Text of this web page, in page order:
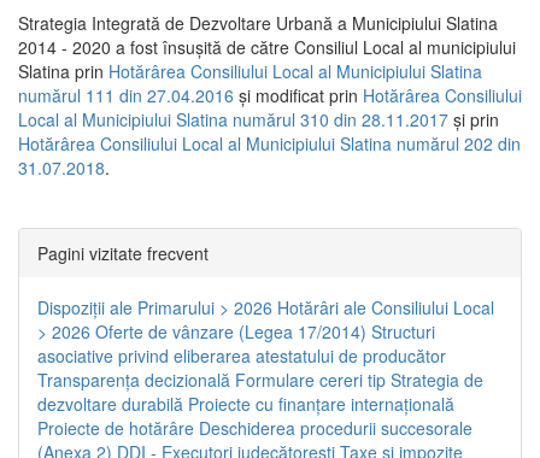
Strategia Integrată de Dezvoltare Urbană a Municipiului Slatina
2014 - 2020 a fost însuşită de către Consiliul Local al municipiului
Slatina prin Hotărârea Consiliului Local al Municipiului Slatina
numărul 111 din 27.04.2016 și modificat prin Hotărârea Consiliului
Local al Municipiului Slatina numărul 310 din 28.11.2017 și prin
Hotărârea Consiliului Local al Municipiului Slatina numărul 202 din
31.07.2018.
Pagini vizitate frecvent
Dispoziţii ale Primarului > 2026 Hotărâri ale Consiliului Local
> 2026 Oferte de vânzare (Legea 17/2014) Structuri
asociative privind eliberarea atestatului de producător
Transparenţa decizională Formulare cereri tip Strategia de
dezvoltare durabilă Proiecte cu finanţare internaţională
Proiecte de hotărâre Deschiderea procedurii succesorale
(Anexa 2) DDI - Executori judecătorești Taxe şi impozite